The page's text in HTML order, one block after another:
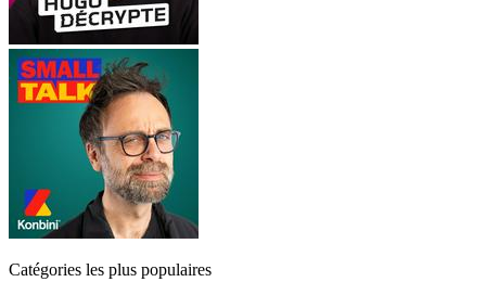
Catégories les plus populaires